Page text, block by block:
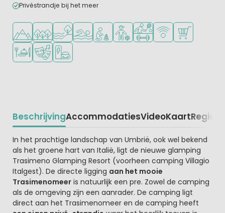
Privéstrandje bij het meer
Ligt in de heuvels/bergen
Ligt in een bosrijke omgeving
Ligt bij het water
Openlucht zwembad
Aanbevolen voor jonge kinderen
Aanbevolen voor tieners
Veel mogelijkheden om
WiFi beschikbaar
Restaurant of pizzeria
Animatieprogramma
Laadpaal elektrische auto
BeschrijvingAccommodatiesVideoKaartRegio
Beschrijving
In het prachtige landschap van Umbrië, ook wel bekend
als het groene hart van Italië, ligt de nieuwe glamping
Trasimeno Glamping Resort (voorheen camping Villagio
Italgest). De directe ligging aan het mooie
Trasimenomeeris natuurlijk een pre. Zowel de camping
als de omgeving zijn een aanrader. De camping ligt
direct aan het Trasimenomeer en de camping heeft